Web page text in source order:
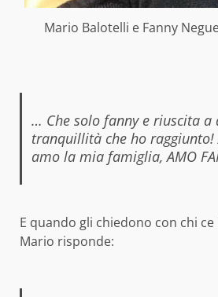
Mario Balotelli e Fanny
… Che solo fanny e riuscita a
tranquillità che ho
amo la mia famiglia, AMO
E quando gli chiedono con chi ce
Mario risponde: